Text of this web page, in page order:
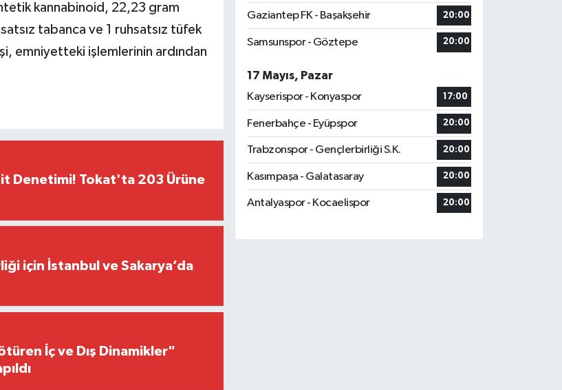
kannabinoid, 22,23 gram
tabanca ve 1 ruhsatsız tüfek
emniyetteki işlemlerinin ardından
Denetimi! Tokat'ta 203 Ürüne
için İstanbul ve Sakarya’da
İç ve Dış Dinamikler"
Gaziantep FK - Başakşehir 20:00
Samsunspor - Göztepe 20:00
17 Mayıs, Pazar
Kayserispor - Konyaspor
17:00
Fenerbahçe - Eyüpspor 20:00
Trabzonspor - Gençlerbirliği S.K. 20:00
Kasımpaşa - Galatasaray 20:00
Antalyaspor - Kocaelispor 20:00